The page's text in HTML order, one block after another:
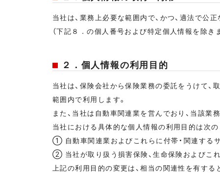
当社は、業務上必要な範囲内で、かつ、適法で公
（下記８．の個人番号および特定個人情報を除きま
２．個人情報の利用目的
当社は、保険会社から保険業務の委託をうけて、
範囲内で利用します。
また、当社は自動車関連業を営んでおり、当該業
当社における具体的な個人情報の利用目的は次
① 自動車関連業およびこれらに付帯・関連する
② 当社が取り扱う損害保険、生命保険およびこ
上記の利用目的の変更は、相当の関連性を有する